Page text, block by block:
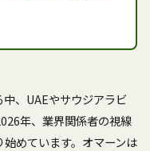
、UAEやサウジアラビ
年、業界関係者の視線
始めています。オマーンは